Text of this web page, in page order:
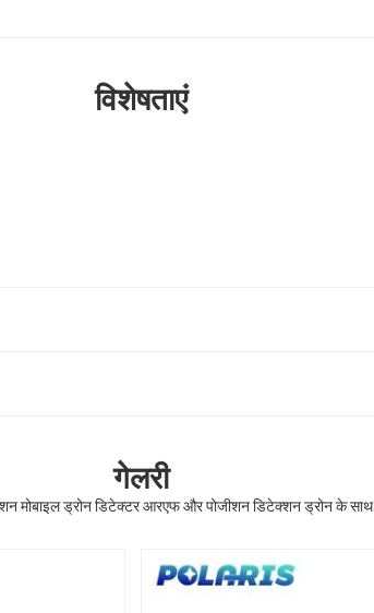
विशेषताएं
गेलरी
मोबाइल ड्रोन डिटेक्टर आरएफ और पोजीशन डिटेक्शन ड्रोन के साथ